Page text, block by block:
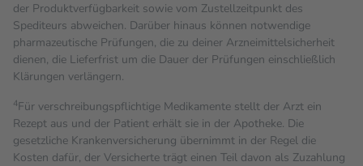
der Produktverfügbarkeit sowie vom Zustellzeitpunkt des
Spediteurs abweichen. Darüber hinaus können notwendige
pharmazeutische Prüfungen, die zu deiner Arzneimittelsicherheit
dienen, die Lieferfrist um die Dauer der Prüfungen einschließlich
Klärungen verlängern.
4Für verschreibungspflichtige Medikamente stellt der Arzt ein
Rezept aus und der Patient erhält sie in der Apotheke. Die
gesetzliche Krankenversicherung übernimmt in der Regel die
Kosten dafür, der Versicherte trägt einen Teil davon als Zuzahlung